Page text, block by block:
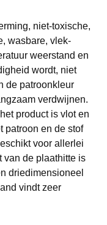
niet-toxische,
wasbare, vlek-
weerstand en
wordt, niet
de patroonkleur
verdwijnen.
product is vlot en
patroon en de stof
voor allerlei
van de plaathitte is
driedimensioneel
vindt zeer